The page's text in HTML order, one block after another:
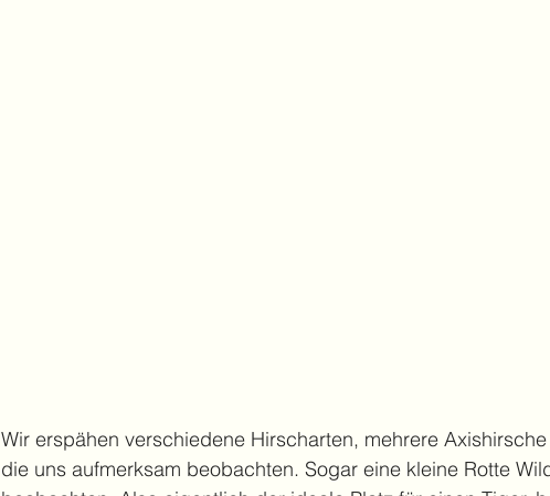
Wir erspähen verschiedene Hirscharten, mehrere
die uns aufmerksam beobachten. Sogar eine kleine Rotte